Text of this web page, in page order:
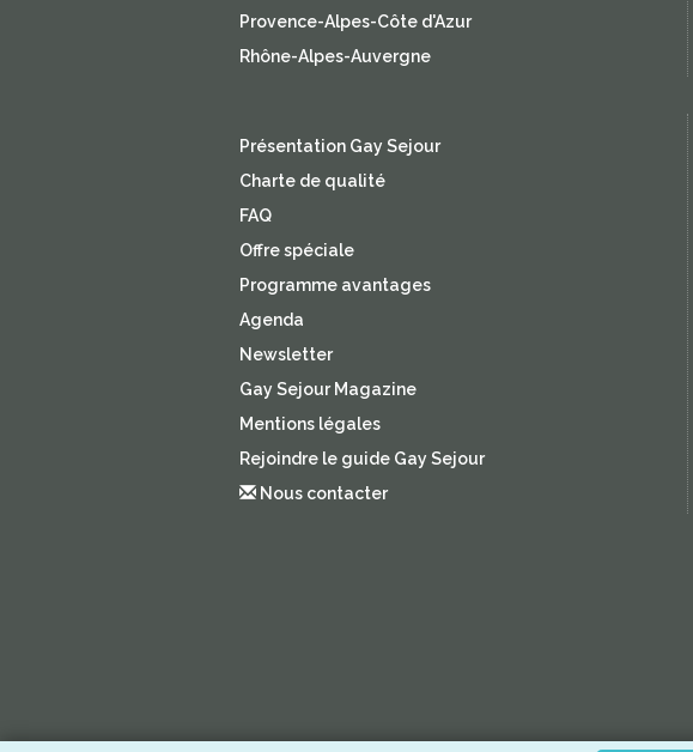
Provence-Alpes-Côte d'Azur
Rhône-Alpes-Auvergne
Présentation Gay Sejour
Charte de qualité
FAQ
Offre spéciale
Programme avantages
Agenda
Newsletter
Gay Sejour Magazine
Mentions légales
Rejoindre le guide Gay Sejour
Nous contacter